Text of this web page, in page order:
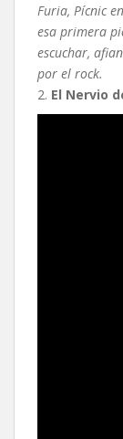
Furia, Pícnic
esa primera
escuchar,
por el rock.
2. El Nervio